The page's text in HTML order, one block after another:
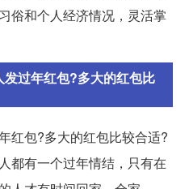
俗和个人经济情况，灵活掌
过年红包?多大的红包比
红包?多大的红包比较合适?
都有一个过年情结，只有在